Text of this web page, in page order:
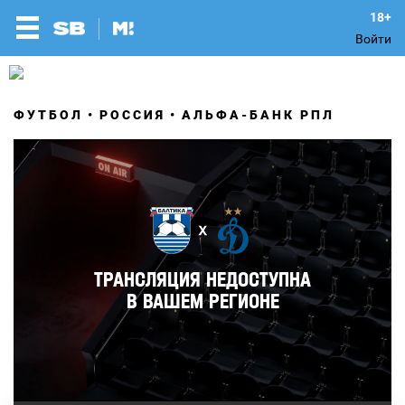
Войти
ФУТБОЛ РОССИЯ АЛЬФА-БАНК РПЛ